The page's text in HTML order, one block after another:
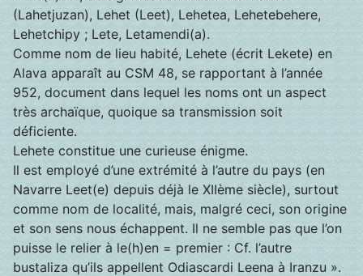
(Lahetjuzan), Lehet (Leet), Lehetea, Lehetebehere,
Lehetchipy ; Lete, Letamendi(a).
Comme nom de lieu habité, Lehete (écrit Lekete) en
Alava apparaît au CSM 48, se rapportant à l’année
952, document dans lequel les noms ont un aspect
très archaïque, quoique sa transmission soit
déficiente.
Lehete constitue une curieuse énigme.
Il est employé d’une extrémité à l’autre du pays (en
Navarre Leet(e) depuis déjà le XIIème siècle), surtout
comme nom de localité, mais, malgré ceci, son origine
et son sens nous échappent. Il ne semble pas que l’on
puisse le relier à le(h)en = premier : Cf. l’autre
bustaliza qu’ils appellent Odiascardi Leena à Iranzu ».